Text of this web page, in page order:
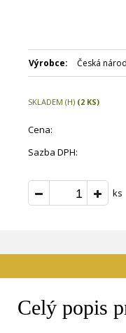
Výrobce: Česká
SKLADEM (H) (2 KS)
Cena:
Sazba DPH:
ks
Celý popis